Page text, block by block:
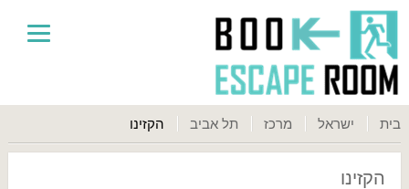
בית ישראל מרכז תל אביב הקזינו
הקזינו